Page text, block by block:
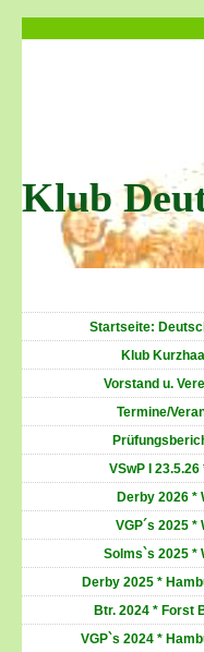
Klub
Startseite:
Klub
Vorstand u.
Termine/
VSwP I
Derby 2026 *
VGP´s 2025 *
Solms`s 2025 *
Derby 2025 *
Btr. 2024 * Forst
VGP`s 2024 *